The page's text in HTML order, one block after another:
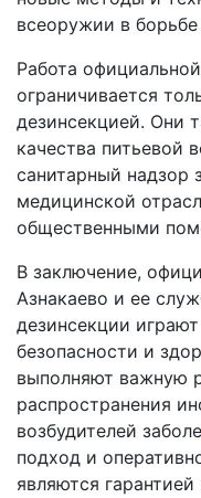
всеоружии в
Работа
ограничивается
дезинсекцией. Они
качества питьевой
санитарный надзор
медицинской
общественными
В заключение,
Азнакаево и ее
дезинсекции
безопасности и
выполняют важную
распространения
возбудителей
подход и
являются